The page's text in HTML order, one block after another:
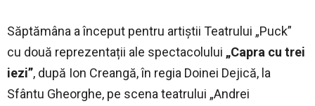
Săptămâna a început pentru artiștii Teatrului „Puck”
cu două reprezentații ale spectacolului „Capra cu trei
iezi”, după Ion Creangă, în regia Doinei Dejică, la
Sfântu Gheorghe, pe scena teatrului „Andrei